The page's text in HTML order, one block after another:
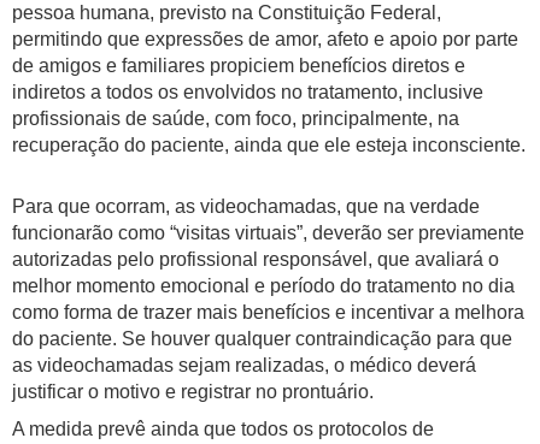
pessoa humana, previsto na Constituição Federal,
permitindo que expressões de amor, afeto e apoio por parte
de amigos e familiares propiciem benefícios diretos e
indiretos a todos os envolvidos no tratamento, inclusive
profissionais de saúde, com foco, principalmente, na
recuperação do paciente, ainda que ele esteja inconsciente.
Para que ocorram, as videochamadas, que na verdade
funcionarão como “visitas virtuais”, deverão ser previamente
autorizadas pelo profissional responsável, que avaliará o
melhor momento emocional e período do tratamento no dia
como forma de trazer mais benefícios e incentivar a melhora
do paciente. Se houver qualquer contraindicação para que
as videochamadas sejam realizadas, o médico deverá
justificar o motivo e registrar no prontuário.
A medida prevê ainda que todos os protocolos de